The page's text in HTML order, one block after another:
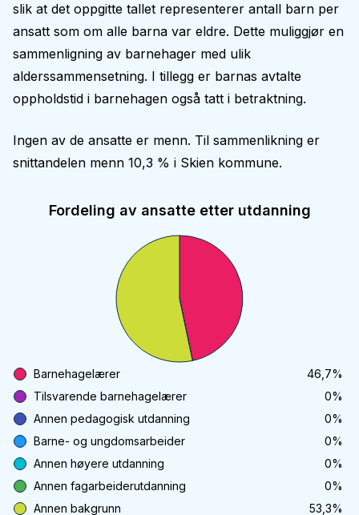
slik at det oppgitte tallet representerer antall barn per
ansatt som om alle barna var eldre. Dette muliggjør en
sammenligning av barnehager med ulik
alderssammensetning. I tillegg er barnas avtalte
oppholdstid i barnehagen også tatt i betraktning.
Ingen av de ansatte er menn. Til sammenlikning er
snittandelen menn 10,3 % i Skien kommune.
Fordeling av ansatte etter utdanning
Barnehagelærer 46,7%
Tilsvarende barnehagelærer
0%
Annen pedagogisk utdanning
0%
Barne- og ungdomsarbeider
0%
Annen høyere utdanning
0%
Annen fagarbeiderutdanning
0%
Annen bakgrunn
53,3%